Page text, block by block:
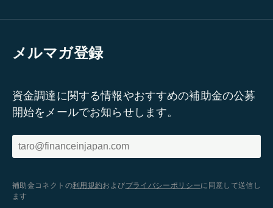
メルマガ登録
資金調達に関する情報やおすすめの補助金の公募
開始をメールでお知らせします。
補助金コネクトの利用規約およびプライバシーポリシーに同意して送信し
ます